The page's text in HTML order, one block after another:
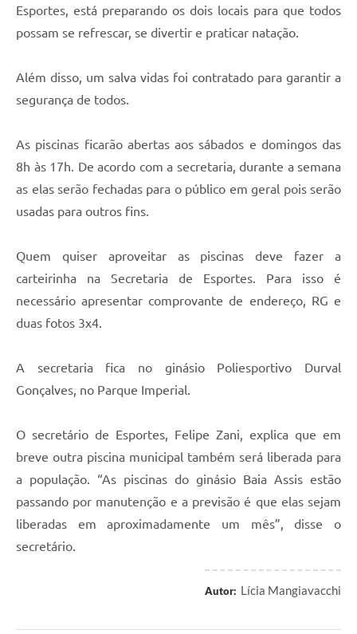
Esportes, está preparando os dois locais para que todos
possam se refrescar, se divertir e praticar natação.
Além disso, um salva vidas foi contratado para garantir a
segurança de todos.
As piscinas ficarão abertas aos sábados e domingos das
8h às 17h. De acordo com a secretaria, durante a semana
as elas serão fechadas para o público em geral pois serão
usadas para outros fins.
Quem quiser aproveitar as piscinas deve fazer a
carteirinha na Secretaria de Esportes. Para isso é
necessário apresentar comprovante de endereço, RG e
duas fotos 3x4.
A secretaria fica no ginásio Poliesportivo Durval
Gonçalves, no Parque Imperial.
O secretário de Esportes, Felipe Zani, explica que em
breve outra piscina municipal também será liberada para
a população. “As piscinas do ginásio Baia Assis estão
passando por manutenção e a previsão é que elas sejam
liberadas em aproximadamente um mês”, disse o
secretário.
Autor: Lícia Mangiavacchi